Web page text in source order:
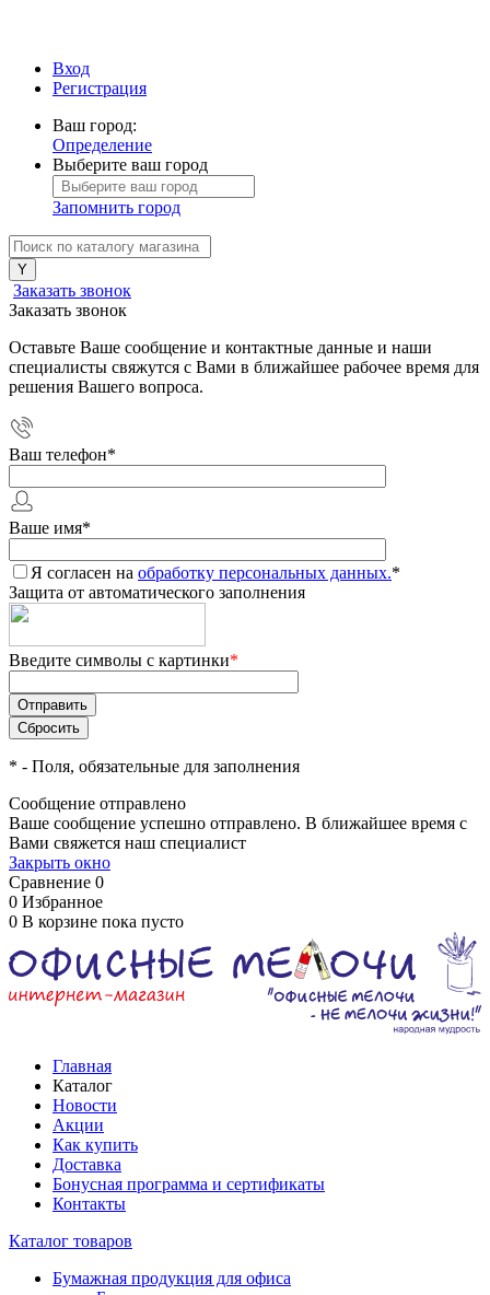
Вход
Регистрация
Ваш город:
Определение
Выберите ваш город
Запомнить город
Заказать звонок
Заказать звонок
Оставьте Ваше сообщение и контактные данные и наши
специалисты свяжутся с Вами в ближайшее рабочее время для
решения Вашего вопроса.
Ваш телефон*
Ваше имя*
Я согласен на обработку персональных данных.*
Защита от автоматического заполнения
Введите символы с картинки*
* - Поля, обязательные для заполнения
Сообщение отправлено
Ваше сообщение успешно отправлено. В ближайшее время с
Вами свяжется наш специалист
Закрыть окно
Сравнение 0
0 Избранное
0 В корзине пока пусто
Главная
Каталог
Новости
Акции
Как купить
Доставка
Бонусная программа и сертификаты
Контакты
Каталог товаров
Бумажная продукция для офиса